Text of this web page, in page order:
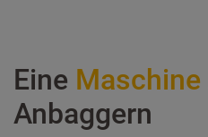
Eine Maschine
Anbaggern